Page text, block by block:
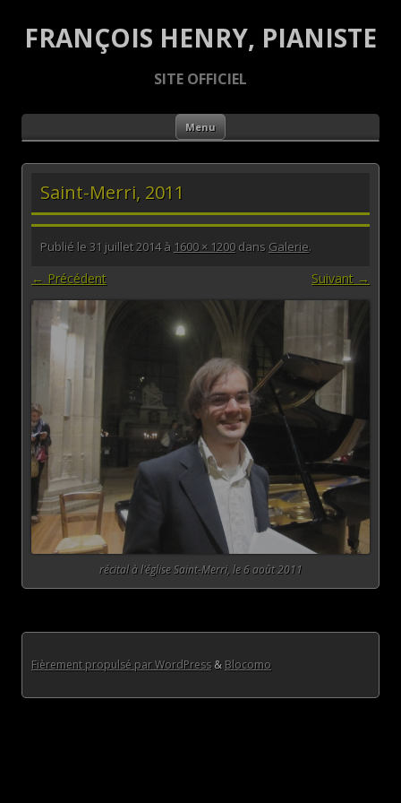
FRANÇOIS HENRY, PIANISTE
SITE OFFICIEL
Menu Aller au contenu principal
Saint-Merri, 2011
Publié le31 juillet 2014à 1600 × 1200dans Galerie.
← Précédent Suivant →
récital à l’église Saint-Merri, le 6 août 2011
Fièrement propulsé par WordPress& Blocomo